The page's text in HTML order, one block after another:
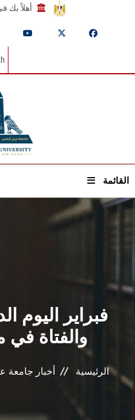
أهلاً
القائمة
والفتاة في
الرئيسية أخبار